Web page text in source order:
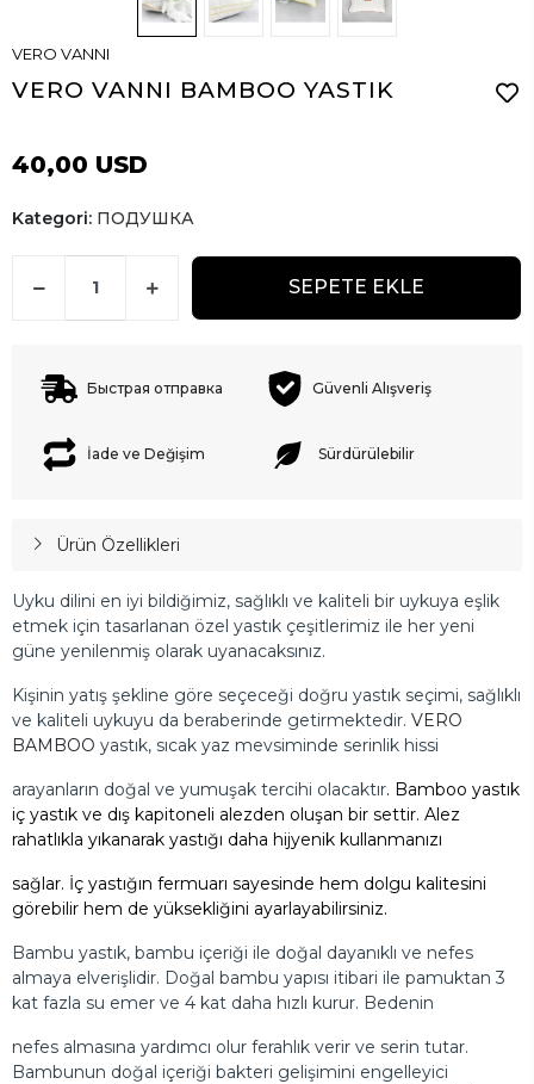
VERO VANNI
VERO VANNI BAMBOO YASTIK
40,00 USD
Kategori: ПОДУШКА
SEPETE EKLE
Быстрая отправка Güvenli Alışveriş
İade ve Değişim Sürdürülebilir
Ürün Özellikleri
Uyku dilini en iyi bildiğimiz, sağlıklı ve kaliteli bir uykuya eşlik
etmek için tasarlanan özel yastık çeşitlerimiz ile her yeni
güne yenilenmiş olarak uyanacaksınız.
Kişinin yatış şekline göre seçeceği doğru yastık seçimi, sağlıklı
ve kaliteli uykuyu da beraberinde getirmektedir. VERO
BAMBOO yastık, sıcak yaz mevsiminde serinlik hissi
arayanların doğal ve yumuşak tercihi olacaktır. Bamboo yastık
iç yastık ve dış kapitoneli alezden oluşan bir settir. Alez
rahatlıkla yıkanarak yastığı daha hijyenik kullanmanızı
sağlar. İç yastığın fermuarı sayesinde hem dolgu kalitesini
görebilir hem de yüksekliğini ayarlayabilirsiniz.
Bambu yastık, bambu içeriği ile doğal dayanıklı ve nefes
almaya elverişlidir. Doğal bambu yapısı itibari ile pamuktan 3
kat fazla su emer ve 4 kat daha hızlı kurur. Bedenin
nefes almasına yardımcı olur ferahlık verir ve serin tutar.
Bambunun doğal içeriği bakteri gelişimini engelleyici